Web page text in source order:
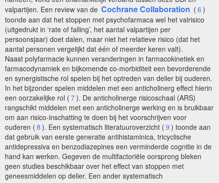
valpartijen. Een review van de Cochrane Collaboration ( 6 )
toonde aan dat het stoppen met psychofarmaca wel het valrisico
(uitgedrukt in ‘rate of falling’, het aantal valpartijen per
persoonsjaar) doet dalen, maar niet het relatieve risico (dat het
aantal personen vergelijkt dat één of meerder keren valt).
Naast polyfarmacie kunnen veranderingen in farmacokinetiek en
farmacodynamiek en bijkomende co-morbiditeit een bevorderende
en synergistische rol spelen bij het optreden van delier bij ouderen.
In het bijzonder spelen middelen met een anticholinerg effect hierin
een oorzakelijke rol ( 7). De anticholinerge risicoschaal (ARS)
rangschikt middelen met een anticholinerge werking en is bruikbaar
om aan risico-inschatting te doen bij het voorschrijven voor
ouderen ( 8 ). Een systematisch literatuuroverzicht ( 9 ) toonde aan
dat gebruik van eerste generatie antihistaminica, tricyclische
antidepressiva en benzodiazepines een verminderde cognitie in de
hand kan werken. Gegeven de multifactoriële oorsprong bleken
geen studies beschikbaar over het effect van stoppen met
geneesmiddelen op delier. Een ander systematisch